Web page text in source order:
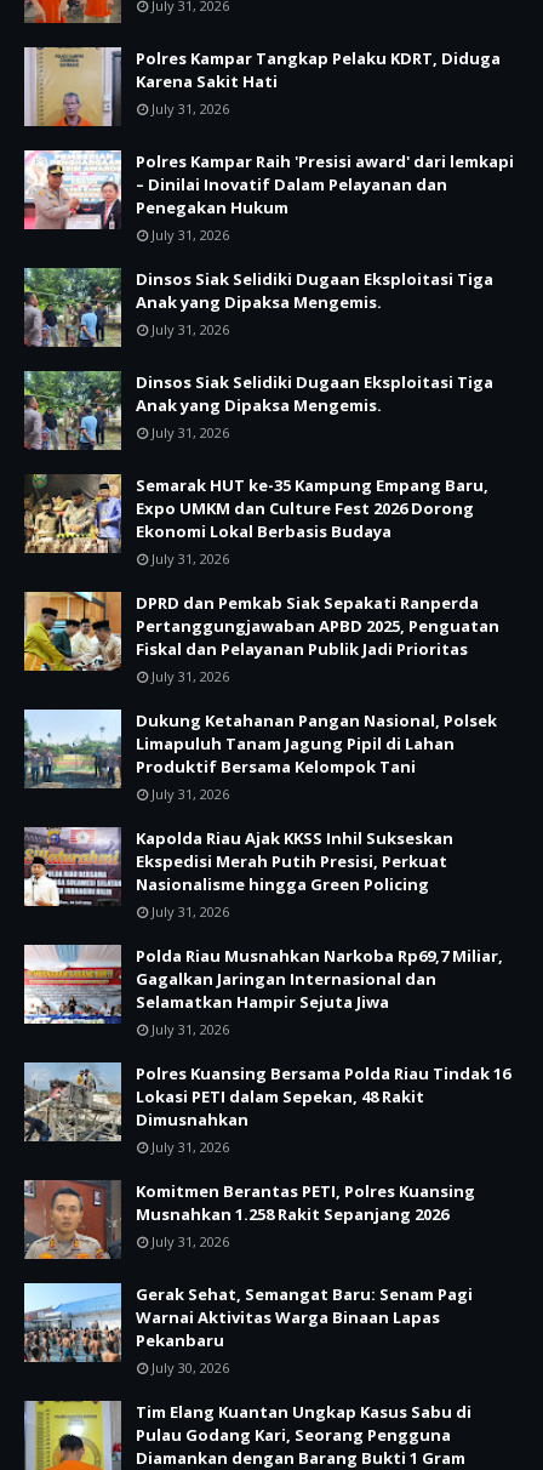
July 31, 2026
Polres Kampar Tangkap Pelaku KDRT, Diduga
Karena Sakit Hati
July 31, 2026
Polres Kampar Raih 'Presisi award' dari lemkapi
– Dinilai Inovatif Dalam Pelayanan dan
Penegakan Hukum
July 31, 2026
Dinsos Siak Selidiki Dugaan Eksploitasi Tiga
Anak yang Dipaksa Mengemis.
July 31, 2026
Dinsos Siak Selidiki Dugaan Eksploitasi Tiga
Anak yang Dipaksa Mengemis.
July 31, 2026
Semarak HUT ke-35 Kampung Empang Baru,
Expo UMKM dan Culture Fest 2026 Dorong
Ekonomi Lokal Berbasis Budaya
July 31, 2026
DPRD dan Pemkab Siak Sepakati Ranperda
Pertanggungjawaban APBD 2025, Penguatan
Fiskal dan Pelayanan Publik Jadi Prioritas
July 31, 2026
Dukung Ketahanan Pangan Nasional, Polsek
Limapuluh Tanam Jagung Pipil di Lahan
Produktif Bersama Kelompok Tani
July 31, 2026
Kapolda Riau Ajak KKSS Inhil Sukseskan
Ekspedisi Merah Putih Presisi, Perkuat
Nasionalisme hingga Green Policing
July 31, 2026
Polda Riau Musnahkan Narkoba Rp69,7 Miliar,
Gagalkan Jaringan Internasional dan
Selamatkan Hampir Sejuta Jiwa
July 31, 2026
Polres Kuansing Bersama Polda Riau Tindak 16
Lokasi PETI dalam Sepekan, 48 Rakit
Dimusnahkan
July 31, 2026
Komitmen Berantas PETI, Polres Kuansing
Musnahkan 1.258 Rakit Sepanjang 2026
July 31, 2026
Gerak Sehat, Semangat Baru: Senam Pagi
Warnai Aktivitas Warga Binaan Lapas
Pekanbaru
July 30, 2026
Tim Elang Kuantan Ungkap Kasus Sabu di
Pulau Godang Kari, Seorang Pengguna
Diamankan dengan Barang Bukti 1 Gram